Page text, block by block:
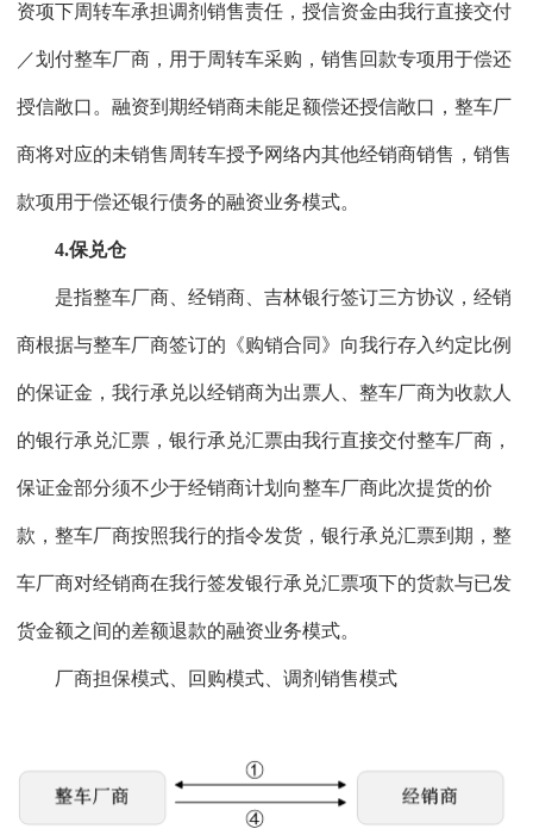
资项下周转车承担调剂销售责任，授信资金由我行直接交付
／划付整车厂商，用于周转车采购，销售回款专项用于偿还
授信敞口。融资到期经销商未能足额偿还授信敞口，整车厂
商将对应的未销售周转车授予网络内其他经销商销售，销售
款项用于偿还银行债务的融资业务模式。
4.保兑仓
是指整车厂商、经销商、吉林银行签订三方协议，经销
商根据与整车厂商签订的《购销合同》向我行存入约定比例
的保证金，我行承兑以经销商为出票人、整车厂商为收款人
的银行承兑汇票，银行承兑汇票由我行直接交付整车厂商，
保证金部分须不少于经销商计划向整车厂商此次提货的价
款，整车厂商按照我行的指令发货，银行承兑汇票到期，整
车厂商对经销商在我行签发银行承兑汇票项下的货款与已发
货金额之间的差额退款的融资业务模式。
厂商担保模式、回购模式、调剂销售模式